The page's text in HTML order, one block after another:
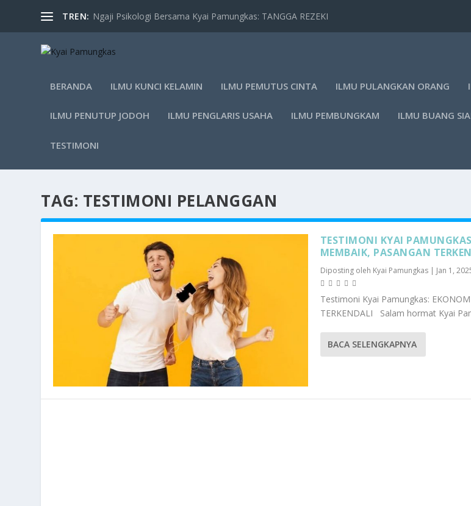
TREN: Ngaji Psikologi Bersama Kyai Pamungkas: TANGGA REZEKI
BERANDA ILMU KUNCI KELAMIN ILMU PEMUTUS CINTA ILMU PULANGKAN ORANG
ILMU PENUTUP JODOH ILMU PENGLARIS USAHA ILMU PEMBUNGKAM ILMU BUANG
TESTIMONI
TAG: TESTIMONI PELANGGAN
TESTIMONI KYAI
MEMBAIK, PASANGAN
Diposting oleh Kyai Pamungkas| Jan 1,
Testimoni Kyai Pamungkas:
TERKENDALI Salam hormat Kyai
BACA SELENGKAPNYA